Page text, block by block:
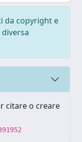
da copyright e
citare o creare